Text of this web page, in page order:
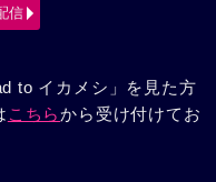
信
to イカメシ」を見た方
こちらから受け付けてお